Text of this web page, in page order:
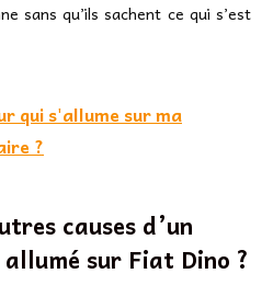
sans qu’ils sachent ce qui s’est
qui s'allume sur ma
?
causes d’un
sur Fiat Dino ?